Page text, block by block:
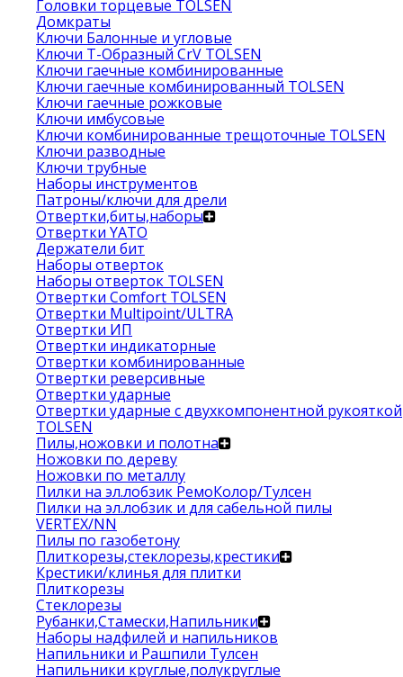
Головки торцевые TOLSEN
Домкраты
Ключи Балонные и угловые
Ключи Т-Образный CrV TOLSEN
Ключи гаечные комбинированные
Ключи гаечные комбинированный TOLSEN
Ключи гаечные рожковые
Ключи имбусовые
Ключи комбинированные трещоточные TOLSEN
Ключи разводные
Ключи трубные
Наборы инструментов
Патроны/ключи для дрели
Отвертки,биты,наборы
Отвертки YATO
Держатели бит
Наборы отверток
Наборы отверток TOLSEN
Отвертки Comfort TOLSEN
Отвертки Multipoint/ULTRA
Отвертки ИП
Отвертки индикаторные
Отвертки комбинированные
Отвертки реверсивные
Отвертки ударные
Отвертки ударные с двухкомпонентной рукояткой
TOLSEN
Пилы,ножовки и полотна
Ножовки по дереву
Ножовки по металлу
Пилки на эл.лобзик РемоКолор/Тулсен
Пилки на эл.лобзик и для сабельной пилы
VERTEX/NN
Пилы по газобетону
Плиткорезы,стеклорезы,крестики
Крестики/клинья для плитки
Плиткорезы
Стеклорезы
Рубанки,Стамески,Напильники
Наборы надфилей и напильников
Напильники и Рашпили Тулсен
Напильники круглые,полукруглые